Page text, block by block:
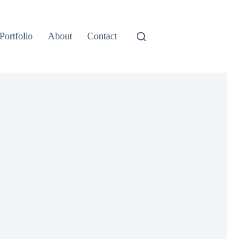
Portfolio About Contact